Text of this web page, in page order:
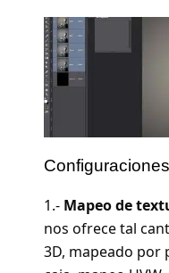
1.- Mapeo de
nos ofrece tal
3D, mapeado por